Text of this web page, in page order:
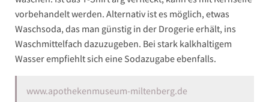
vorbehandelt werden. Alternativ ist es möglich, etwas
Waschsoda, das man günstig in der Drogerie erhält, ins
Waschmittelfach dazuzugeben. Bei stark kalkhaltigem
Wasser empfiehlt sich eine Sodazugabe ebenfalls.
www.apothekenmuseum-miltenberg.de